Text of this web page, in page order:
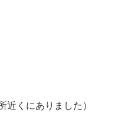
近くにありました）